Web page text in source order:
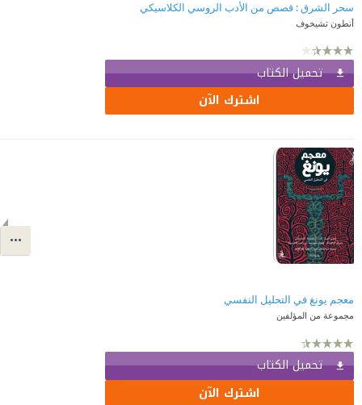
سحر الشرق : قصص من الأدب الروسي الكلاسيكي
أنطون تشيخوف
تحميل الكتاب
اشترك الآن
معجم يونغ في التحليل النفسي
مجموعة من المؤلفين
تحميل الكتاب
اشترك الآن